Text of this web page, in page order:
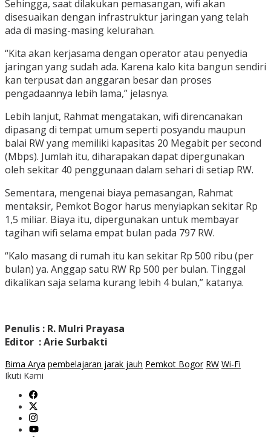
Sehingga, saat dilakukan pemasangan, wifi akan
disesuaikan dengan infrastruktur jaringan yang telah
ada di masing-masing kelurahan.
“Kita akan kerjasama dengan operator atau penyedia
jaringan yang sudah ada. Karena kalo kita bangun sendiri
kan terpusat dan anggaran besar dan proses
pengadaannya lebih lama,” jelasnya.
Lebih lanjut, Rahmat mengatakan, wifi direncanakan
dipasang di tempat umum seperti posyandu maupun
balai RW yang memiliki kapasitas 20 Megabit per second
(Mbps). Jumlah itu, diharapakan dapat dipergunakan
oleh sekitar 40 penggunaan dalam sehari di setiap RW.
Sementara, mengenai biaya pemasangan, Rahmat
mentaksir, Pemkot Bogor harus menyiapkan sekitar Rp
1,5 miliar. Biaya itu, dipergunakan untuk membayar
tagihan wifi selama empat bulan pada 797 RW.
“Kalo masang di rumah itu kan sekitar Rp 500 ribu (per
bulan) ya. Anggap satu RW Rp 500 per bulan. Tinggal
dikalikan saja selama kurang lebih 4 bulan,” katanya.
Penulis : R. Mulri Prayasa
Editor : Arie Surbakti
Bima Arya pembelajaran jarak jauh Pemkot Bogor RW Wi-Fi
Ikuti Kami